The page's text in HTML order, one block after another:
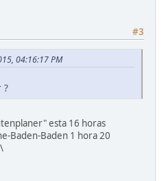
#3
04:16:17 PM
?
esta 16 horas
Baden-Baden 1 hora 20